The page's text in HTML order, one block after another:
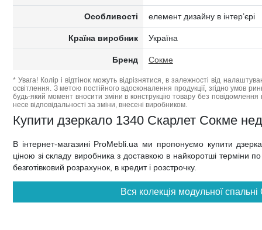
Особливості елемент дизайну в інтер’єрі
Країна виробник Україна
Бренд Сокме
* Увага! Колір і відтінок можуть відрізнятися, в залежності від
освітлення. З метою постійного вдосконалення продукції, згідно умов
будь-який момент вносити зміни в конструкцію товару без
несе відповідальності за зміни, внесені виробником.
Купити дзеркало 1340 Скарлет Сокме
В інтернет-магазині ProMebli.ua ми пропонуємо купити
ціною зі складу виробника з доставкою в найкоротші терміни по
безготівковий розрахунок, в кредит і розстрочку.
Вся колекція модульної